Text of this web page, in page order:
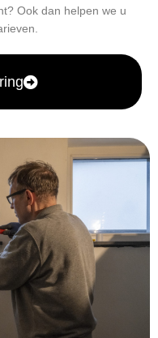
Ook dan helpen we u